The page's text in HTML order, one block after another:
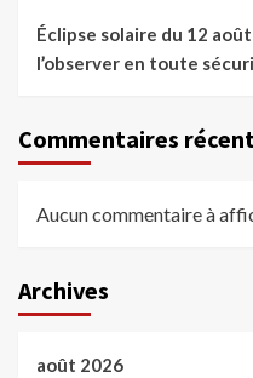
Éclipse solaire du 12
l’observer en toute
Commentaires
Aucun commentaire à
Archives
août 2026